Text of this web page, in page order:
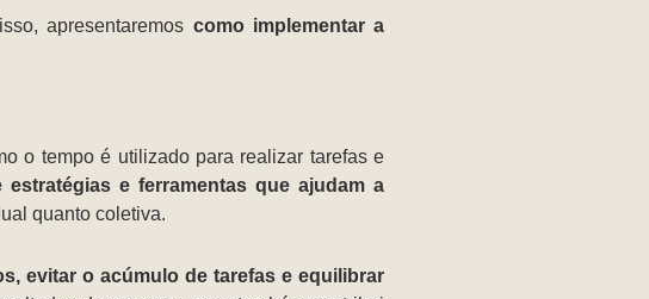
apresentaremos como implementar a
o tempo é utilizado para realizar tarefas e
e ferramentas que ajudam a
quanto coletiva.
evitar o acúmulo de tarefas e equilibrar